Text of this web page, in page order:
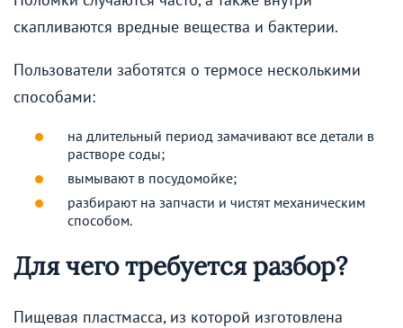
скапливаются вредные вещества и бактерии.
Пользователи заботятся о термосе несколькими
способами:
на длительный период замачивают все детали в
растворе соды;
вымывают в посудомойке;
разбирают на запчасти и чистят механическим
способом.
Для чего требуется разбор?
Пищевая пластмасса, из которой изготовлена